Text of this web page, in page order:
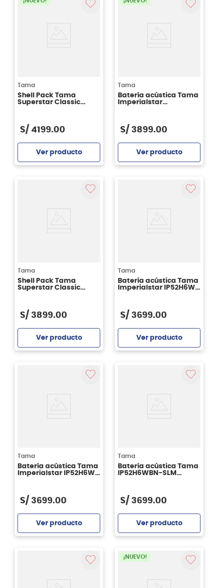
Tama
Shell Pack Tama
Superstar Classic
S/ 4199.00
Ver producto
Tama
Batería acústica Tama
Imperialstar
S/ 3899.00
Ver producto
Tama
Shell Pack Tama
Superstar Classic
S/ 3899.00
Ver producto
Tama
Batería acústica Tama
Imperialstar IP52H6W -
S/ 3699.00
Ver producto
Tama
Batería acústica Tama
Imperialstar IP52H6W -
S/ 3699.00
Ver producto
Tama
Batería acústica Tama
IP52H6WBN-SLM
S/ 3699.00
Ver producto
¡NUEVO!